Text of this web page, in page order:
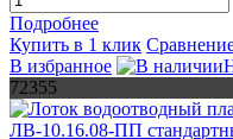
Подробнее
Купить в 1 клик
В избранное
72355